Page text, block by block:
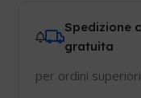
Spedizione
gratuita
per ordini